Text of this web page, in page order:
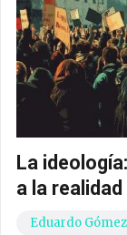
La
a la realidad
Eduardo